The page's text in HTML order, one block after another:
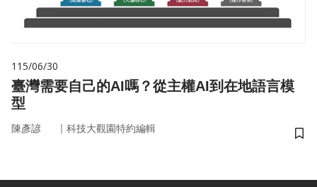
115/06/30
臺灣需要自己的AI嗎？從主權AI到在地語言模
型
陳彥諺 ｜ 科技大觀園特約編輯
儲